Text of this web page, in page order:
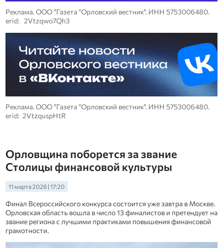
Реклама. ООО "Газета "Орловский вестник". ИНН 5753006480.
erid: 2Vtzqwo7Qh3
Реклама. ООО "Газета "Орловский вестник". ИНН 5753006480.
erid: 2VtzquspHtR
Орловщина поборется за звание
Столицы финансовой культуры
11 марта 2026 | 17:20
Финал Всероссийского конкурса состоится уже завтра в Москве.
Орловская область вошла в число 13 финалистов и претендует на
звание региона с лучшими практиками повышения финансовой
грамотности.